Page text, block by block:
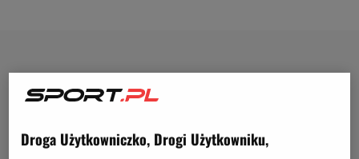
Droga Użytkowniczko, Drogi Użytkowniku,